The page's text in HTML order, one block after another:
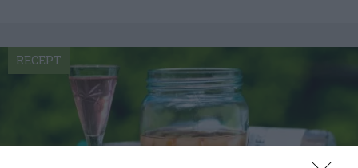
RECEPT